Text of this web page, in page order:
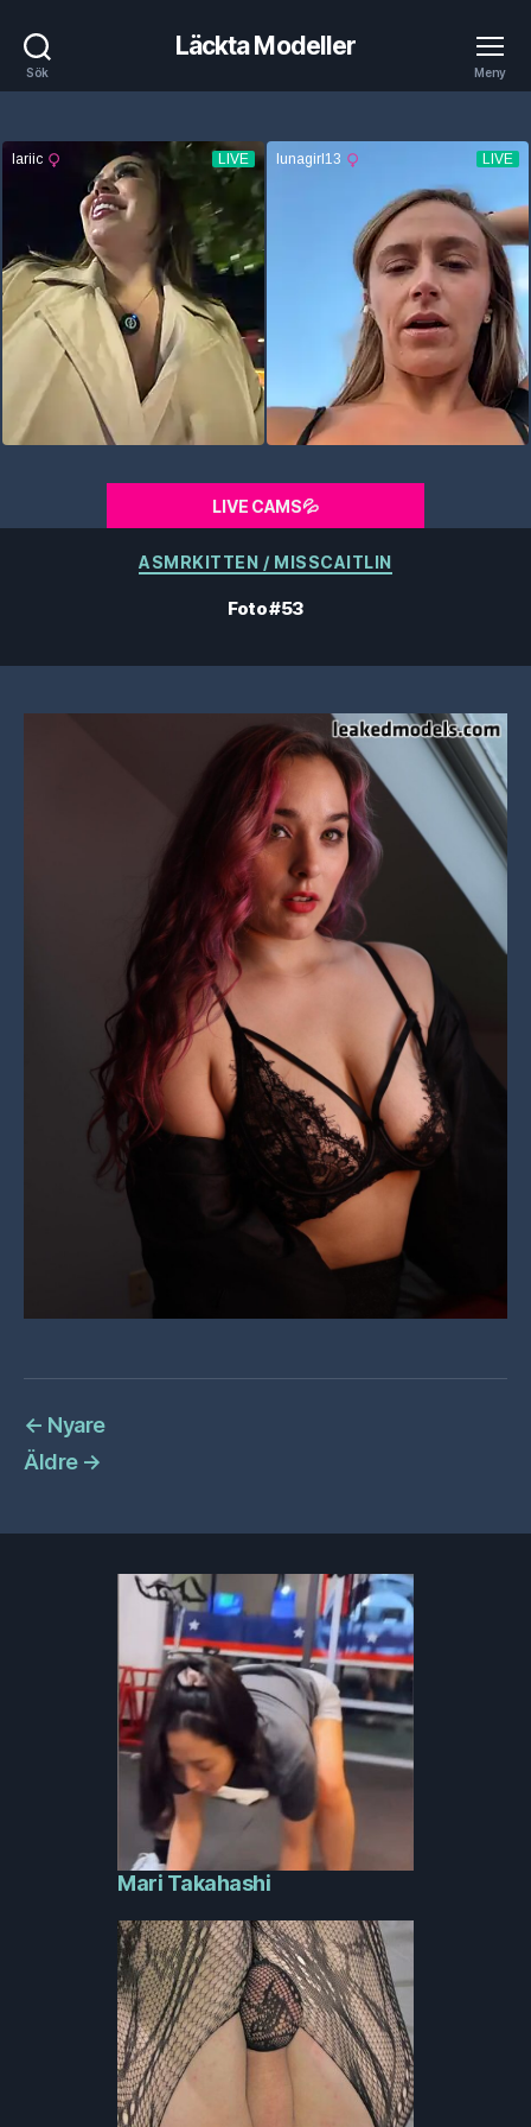
Sök
Läckta Modeller
Meny
LIVE CAMS💦
Kategorier
ASMRKITTEN / MISSCAITLIN
Foto #53
← Nyare
Äldre →
Mari Takahashi